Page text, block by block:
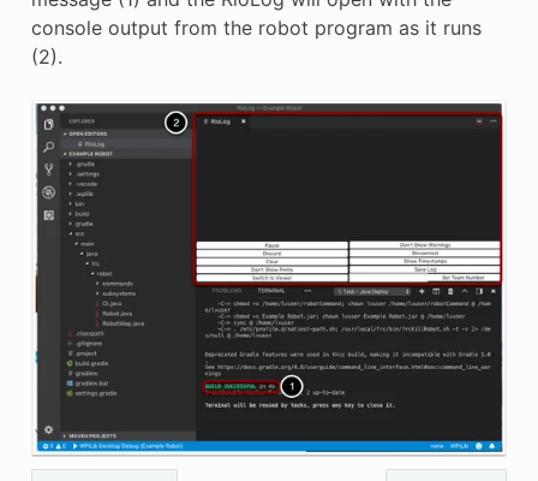
console output from the robot program as it runs
(2).